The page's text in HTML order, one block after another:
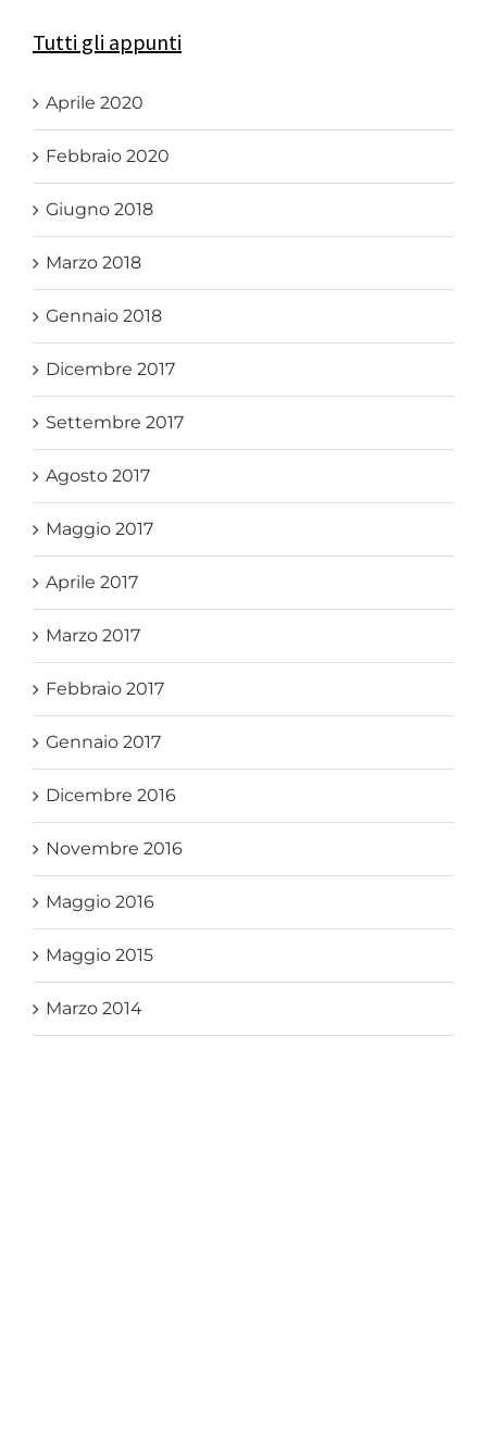
Tutti gli appunti
Aprile 2020
Febbraio 2020
Giugno 2018
Marzo 2018
Gennaio 2018
Dicembre 2017
Settembre 2017
Agosto 2017
Maggio 2017
Aprile 2017
Marzo 2017
Febbraio 2017
Gennaio 2017
Dicembre 2016
Novembre 2016
Maggio 2016
Maggio 2015
Marzo 2014